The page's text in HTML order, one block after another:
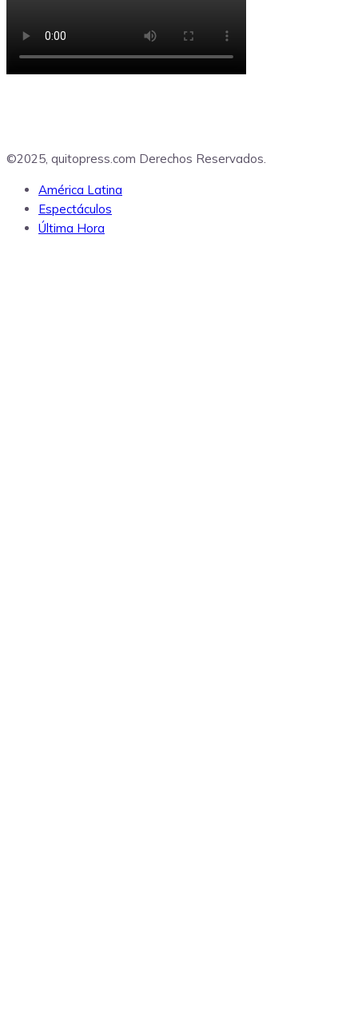
©2025, quitopress.com Derechos Reservados.
América Latina
Espectáculos
Última Hora